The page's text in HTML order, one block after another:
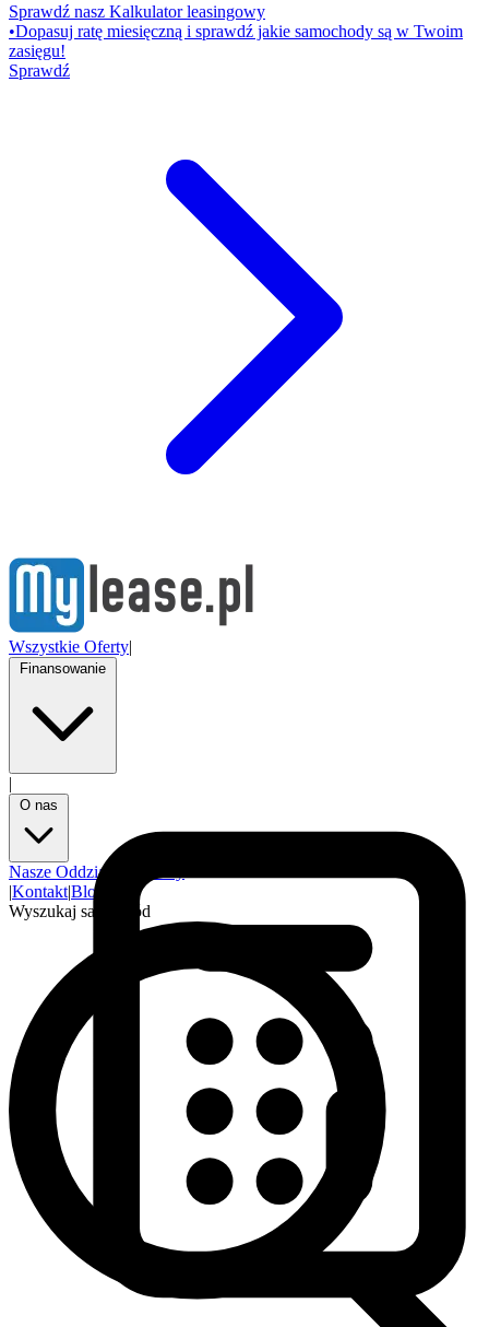
Sprawdź nasz Kalkulator leasingowy
•Dopasuj ratę miesięczną i sprawdź jakie samochody są w Twoim
zasięgu!
Sprawdź
Wszystkie Oferty|
|
Nasze Oddziały
|Kontakt|Blog
Wyszukaj samochód